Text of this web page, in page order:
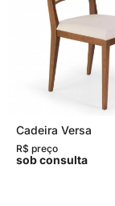
Cadeira Versa
R$ preço
sob consulta